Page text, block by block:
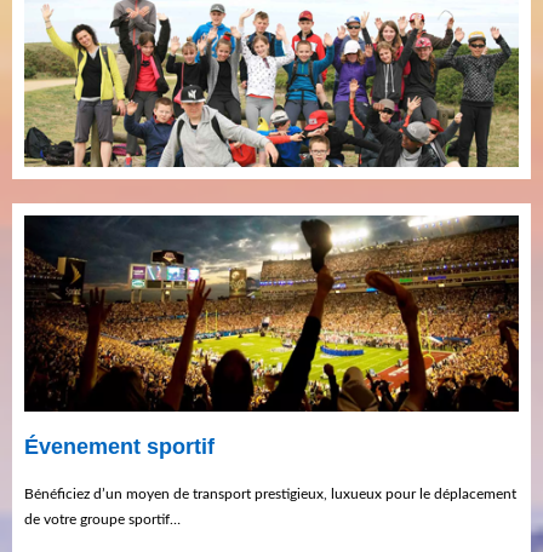
Évenement sportif
Bénéficiez d’un moyen de transport prestigieux, luxueux pour le déplacement
de votre groupe sportif…